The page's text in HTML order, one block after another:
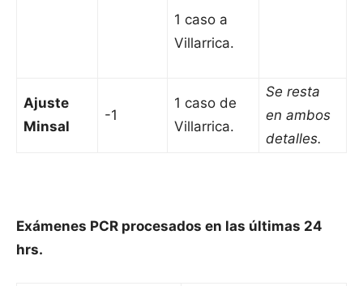
1 caso a
Villarrica.
Ajuste
Minsal
-1
1 caso de
Villarrica.
Se resta
en ambos
detalles.
Exámenes PCR procesados en las últimas 24
hrs.